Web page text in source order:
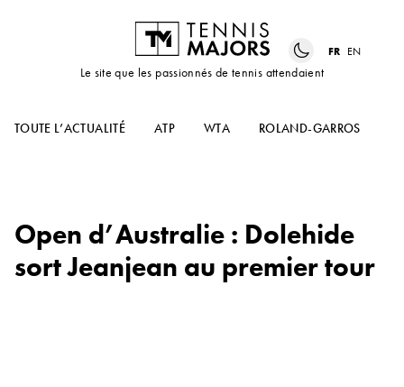
Le site que les passionnés de tennis attendaient
FR EN
TOUTE L’ACTUALITÉ ATP WTA ROLAND-GARROS
Open d’Australie : Dolehide
sort Jeanjean au premier tour